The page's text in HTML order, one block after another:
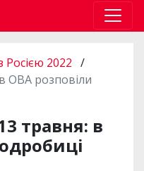
Росією 2022 /
ОВА розповіли
травня: в